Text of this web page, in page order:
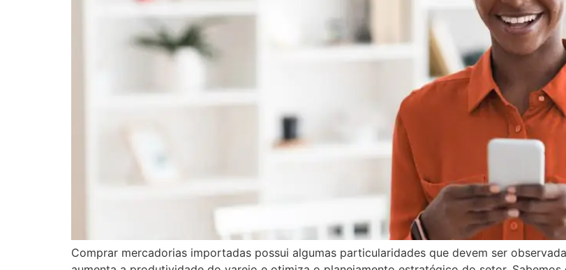
Comprar mercadorias importadas possui algumas particularidades que devem ser